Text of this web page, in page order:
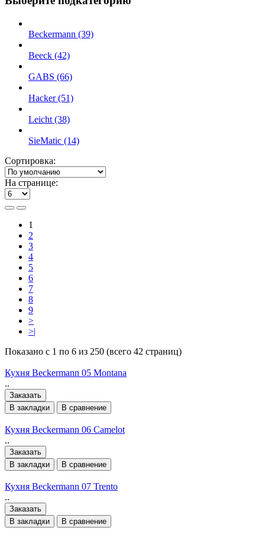
Beckermann (39)
Beeck (42)
GABS (66)
Hacker (51)
Leicht (38)
SieMatic (14)
Сортировка:
На странице:
1
2
3
4
5
6
7
8
9
>
>|
Показано с 1 по 6 из 250 (всего 42 страниц)
Кухня Beckermann 05 Montana
..
Заказать
В закладки
В сравнение
Кухня Beckermann 06 Camelot
..
Заказать
В закладки
В сравнение
Кухня Beckermann 07 Trento
..
Заказать
В закладки
В сравнение